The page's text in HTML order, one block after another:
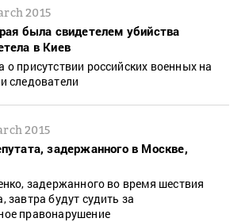
2015
была свидетелем убийства
в Киев
присутствии российских военных на
следователи
2015
задержанного в Москве,
задержанного во время шествия
завтра будут судить за
правонарушение